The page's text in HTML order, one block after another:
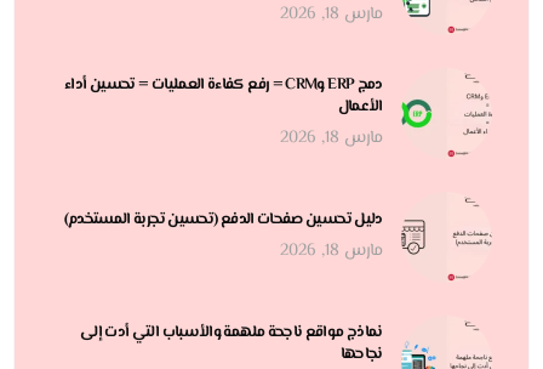
مارس 18, 2026
دمج ERP وCRM = رفع كفاءة العمليات = تحسين أداء
الأعمال
مارس 18, 2026
دليل تحسين صفحات الدفع (تحسين تجربة المستخدم)
مارس 18, 2026
نماذج مواقع ناجحة ملهمة والأسباب التي أدت إلى
نجاحها